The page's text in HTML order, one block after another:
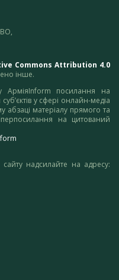
Commons Attribution 4.0
інше.
АрміяInform посилання на
у сфері онлайн-медіа
матеріалу прямого та
на цитований
надсилайте на адресу: